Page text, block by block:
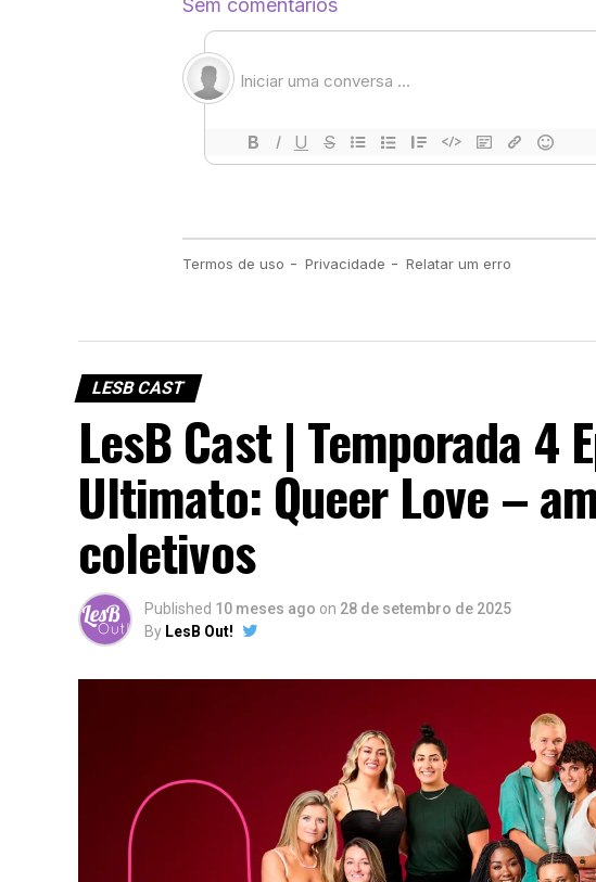
LESB CAST
LesB Cast | Temporada 4
Ultimato: Queer Love –
coletivos
Published 10 meses ago on 28 de setembro de 2025
By LesB Out!